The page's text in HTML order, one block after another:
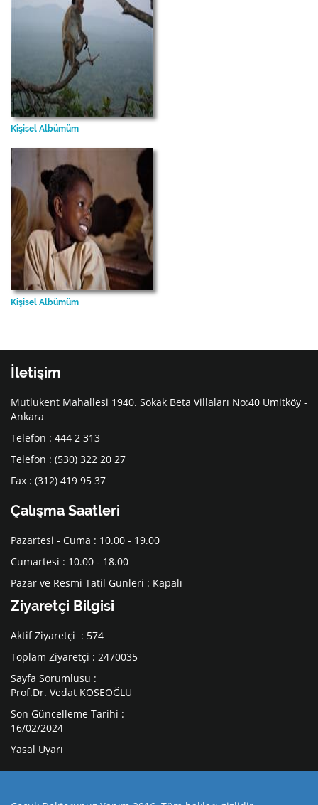
Kişisel Albümüm
Kişisel Albümüm
İletişim
Mutlukent Mahallesi 1940. Sokak Beta Villaları No:40 Ümitköy -
Ankara
Telefon : 444 2 313
Telefon : (530) 322 20 27
Fax : (312) 419 95 37
Çalışma Saatleri
Pazartesi - Cuma : 10.00 - 19.00
Cumartesi : 10.00 - 18.00
Pazar ve Resmi Tatil Günleri : Kapalı
Ziyaretçi Bilgisi
Aktif Ziyaretçi : 574
Toplam Ziyaretçi : 2470035
Sayfa Sorumlusu :
Prof.Dr. Vedat KÖSEOĞLU
Son Güncelleme Tarihi :
16/02/2024
Yasal Uyarı